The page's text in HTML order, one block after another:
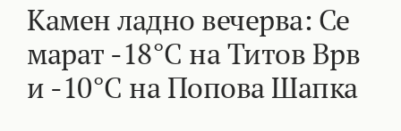
КОНТАКТ
Камен ладно вечерва: Се
марат -18°C на Титов Врв
и -10°C на Попова Шапка